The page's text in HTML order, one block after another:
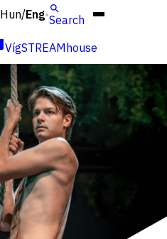
Hun/Eng Search
VígSTREAMhouse